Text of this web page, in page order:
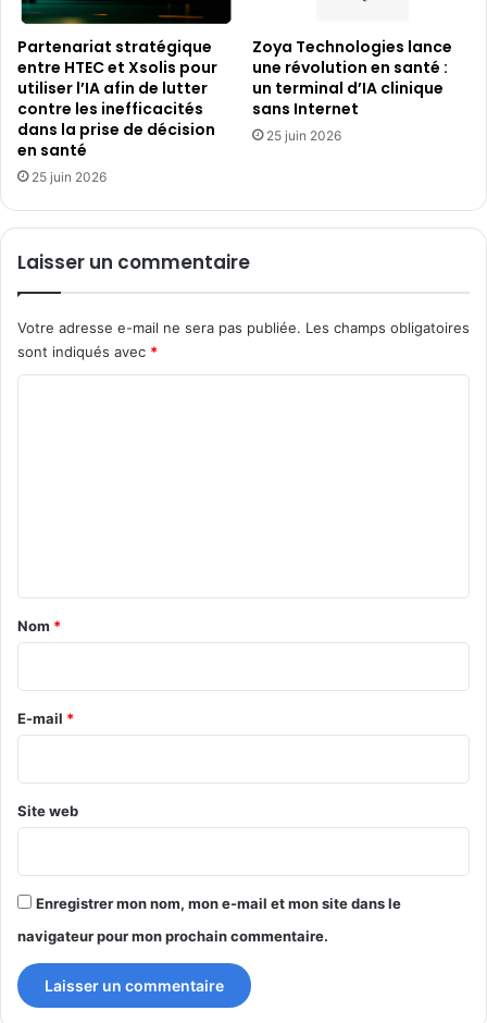
Partenariat stratégique
entre HTEC et Xsolis pour
utiliser l’IA afin de lutter
contre les inefficacités
dans la prise de décision
en santé
25 juin 2026
Zoya Technologies lance
une révolution en santé :
un terminal d’IA clinique
sans Internet
25 juin 2026
Laisser un commentaire
Votre adresse e-mail ne sera pas publiée. Les champs obligatoires
sont indiqués avec *
a
r
e
Nom *
E-mail *
Site web
Enregistrer mon nom, mon e-mail et mon site dans le
navigateur pour mon prochain commentaire.